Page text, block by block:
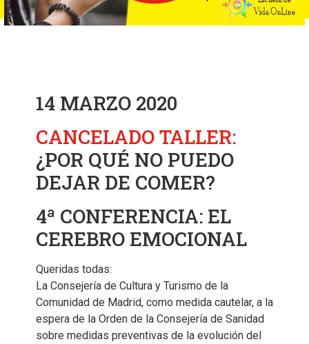
14 MARZO 2020
CANCELADO TALLER:
¿POR QUÉ NO PUEDO
DEJAR DE COMER?
4ª CONFERENCIA: EL
CEREBRO EMOCIONAL
Queridas todas:
La Consejería de Cultura y Turismo de la
Comunidad de Madrid, como medida cautelar, a la
espera de la Orden de la Consejería de Sanidad
sobre medidas preventivas de la evolución del